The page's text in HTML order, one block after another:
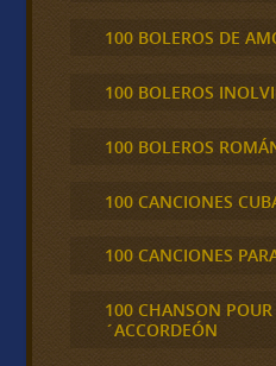
100 BOLEROS DE
100 BOLEROS
100 BOLEROS
100 CANCIONES
100 CANCIONES
100 CHANSON
´ACCORDEÓN